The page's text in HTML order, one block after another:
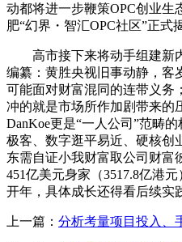
动都将进一步鞭策OPC创业生
肥“幻界・智汇OPC社区”正式
高市接下来将动手组建新
编纂：黄胜央视旧事动静，客
可能面对财富混同的连带义务
冲的就是市场所作加剧带来的
DanKoe更是“一人公司”范畴
极客、数字逛平易近、硬核创
东需自证小我财富取公司财富
451亿美元身家（3517.8亿港
开年，具体成长还得看后续实
上一篇： 分析考量项目投入、